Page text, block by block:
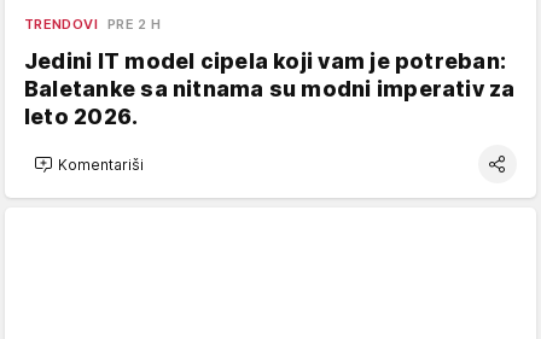
TRENDOVI PRE 2 H
Jedini IT model cipela koji vam je potreban:
Baletanke sa nitnama su modni imperativ za
leto 2026.
Komentariši